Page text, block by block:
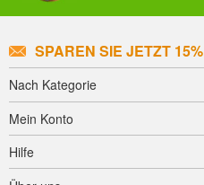
SPAREN SIE JETZT 15%
Nach Kategorie
Mein Konto
Hilfe